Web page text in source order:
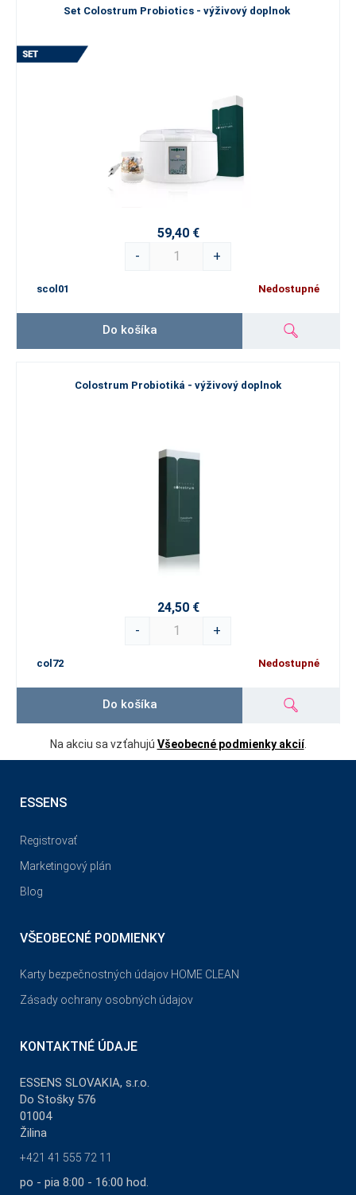
Set Colostrum Probiotics - výživový doplnok
59,40 €
-
+
scol01 Nedostupné
Do košíka
Colostrum Probiotiká - výživový doplnok
24,50 €
-
+
col72 Nedostupné
Do košíka
Na akciu sa vzťahujú Všeobecné podmienky akcií.
ESSENS
Registrovať
Marketingový plán
Blog
VŠEOBECNÉ PODMIENKY
Karty bezpečnostných údajov HOME CLEAN
Zásady ochrany osobných údajov
KONTAKTNÉ ÚDAJE
ESSENS SLOVAKIA, s.r.o.
Do Stošky 576
01004
Žilina
+421 41 555 72 11
po - pia 8:00 - 16:00 hod.